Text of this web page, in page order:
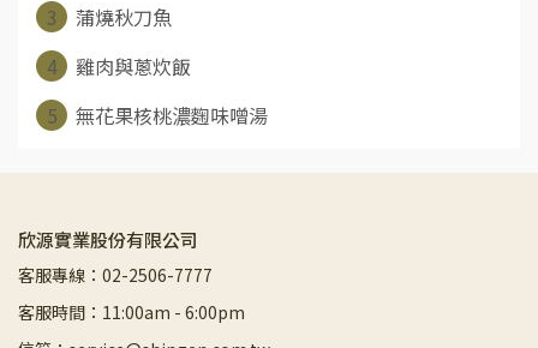
3
蒲燒秋刀魚
4
雞肉與蔥炊飯
5
無花果核桃濃麴味噌湯
欣源實業股份有限公司
客服專線：02-2506-7777
客服時間：11:00am - 6:00pm